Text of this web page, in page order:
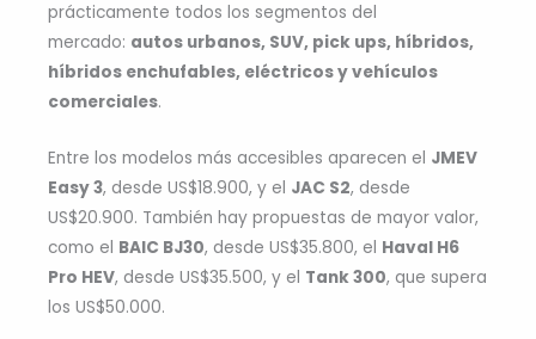
prácticamente todos los segmentos del
mercado: autos urbanos, SUV, pick ups, híbridos,
híbridos enchufables, eléctricos y vehículos
comerciales.
Entre los modelos más accesibles aparecen el JMEV
Easy 3, desde US$18.900, y el JAC S2, desde
US$20.900. También hay propuestas de mayor valor,
como el BAIC BJ30, desde US$35.800, el Haval H6
Pro HEV, desde US$35.500, y el Tank 300, que supera
los US$50.000.